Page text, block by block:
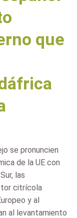
que
se pronuncien
de la UE con
las
citrícola
y al
al levantamiento